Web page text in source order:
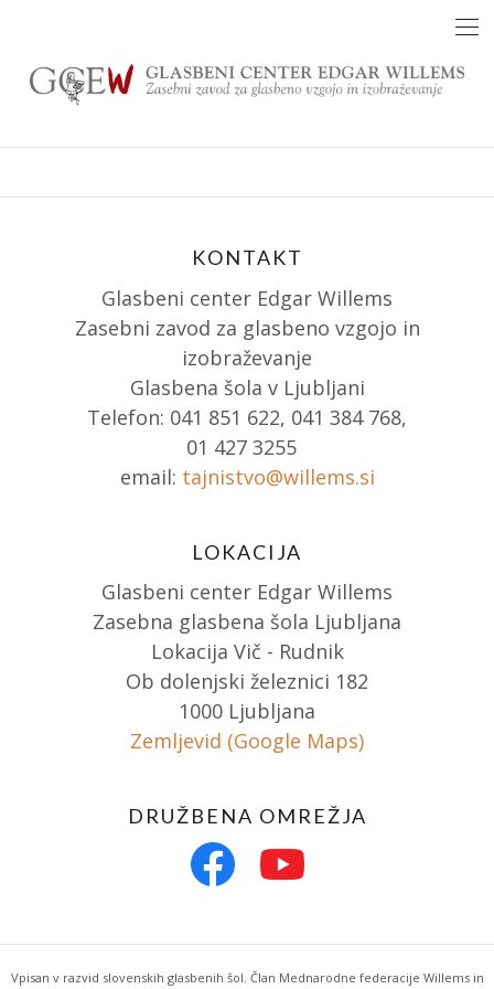
content
KONTAKT
Glasbeni center Edgar Willems
Zasebni zavod za glasbeno vzgojo in
izobraževanje
Glasbena šola v Ljubljani
Telefon: 041 851 622, 041 384 768,
01 427 3255
email: tajnistvo@willems.si
LOKACIJA
Glasbeni center Edgar Willems
Zasebna glasbena šola Ljubljana
Lokacija Vič - Rudnik
Ob dolenjski železnici 182
1000 Ljubljana
Zemljevid (Google Maps)
DRUŽBENA OMREŽJA
Vpisan v razvid slovenskih glasbenih šol. Član Mednarodne federacije Willems in